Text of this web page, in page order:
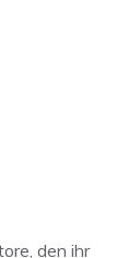
den ihr